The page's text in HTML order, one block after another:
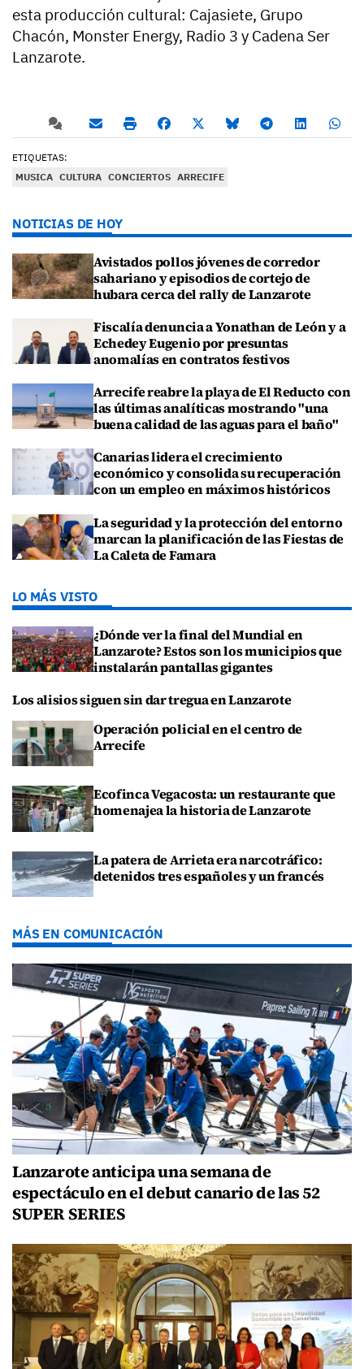
esta producción cultural: Cajasiete, Grupo
Chacón, Monster Energy, Radio 3 y Cadena Ser
Lanzarote.
ETIQUETAS:
MUSICA CULTURA CONCIERTOS ARRECIFE
NOTICIAS DE HOY
Avistados pollos jóvenes de corredor
sahariano y episodios de cortejo de
hubara cerca del rally de Lanzarote
Fiscalía denuncia a Yonathan de León y a
Echedey Eugenio por presuntas
anomalías en contratos festivos
Arrecife reabre la playa de El Reducto con
las últimas analíticas mostrando "una
buena calidad de las aguas para el baño"
Canarias lidera el crecimiento
económico y consolida su recuperación
con un empleo en máximos históricos
La seguridad y la protección del entorno
marcan la planificación de las Fiestas de
La Caleta de Famara
LO MÁS VISTO
¿Dónde ver la final del Mundial en
Lanzarote? Estos son los municipios que
instalarán pantallas gigantes
Los alisios siguen sin dar tregua en Lanzarote
Operación policial en el centro de
Arrecife
Ecofinca Vegacosta: un restaurante que
homenajea la historia de Lanzarote
La patera de Arrieta era narcotráfico:
detenidos tres españoles y un francés
MÁS EN COMUNICACIÓN
Lanzarote anticipa una semana de
espectáculo en el debut canario de las 52
SUPER SERIES